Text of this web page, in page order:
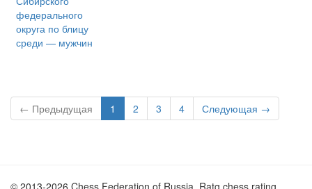
федерального
округа по блицу
среди — мужчин
← Предыдущая 1 2 3 4 Следующая →
© 2013-2026 Chess Federation of Russia. Ratg chess rating